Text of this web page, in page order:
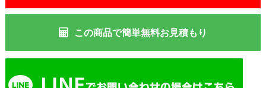
この商品で簡単無料お見積もり